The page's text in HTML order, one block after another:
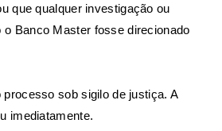
que qualquer investigação ou
o Banco Master fosse direcionado
processo sob sigilo de justiça. A
imediatamente.